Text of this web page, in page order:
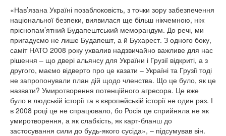
«Нав’язана Україні позаблоковість, з точки зору забезпечення
національної безпеки, виявилася ще більш нікчемною, ніж
пріснопам’ятний Будапештський меморандум. До речі, ми
пригадуємо не лише Будапешт, а й Бухарест. З одного боку,
саміт НАТО 2008 року ухвалив надзвичайно важливе для нас
рішення – що двері альянсу для України і Грузії відкриті, а з
другого, маємо відверто про це казати – Україні та Грузії тоді
не запропонували план дій щодо членства. Що це було, як це
назвати? Умиротворення потенційного агресора. Це вже
було в людській історії та в європейській історії не один раз. І
в 2008 році це не спрацювало, бо Росія це сприйняла не як
умиротворення, а як слабкість, як карт-бланш до
застосування сили до будь-якого сусіда», – підсумував він.